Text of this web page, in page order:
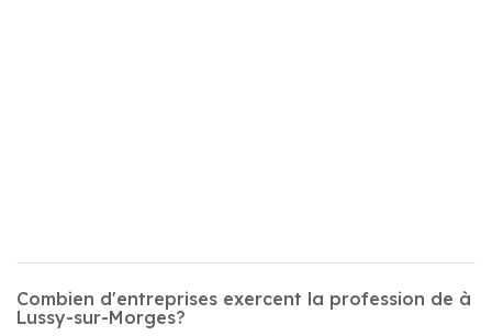
Combien d'entreprises exercent la profession de à
Lussy-sur-Morges?